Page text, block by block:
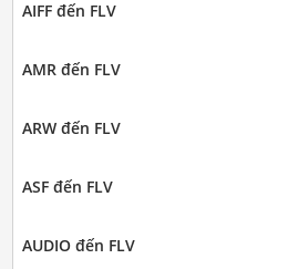
AIFF đến FLV
AMR đến FLV
ARW đến FLV
ASF đến FLV
AUDIO đến FLV